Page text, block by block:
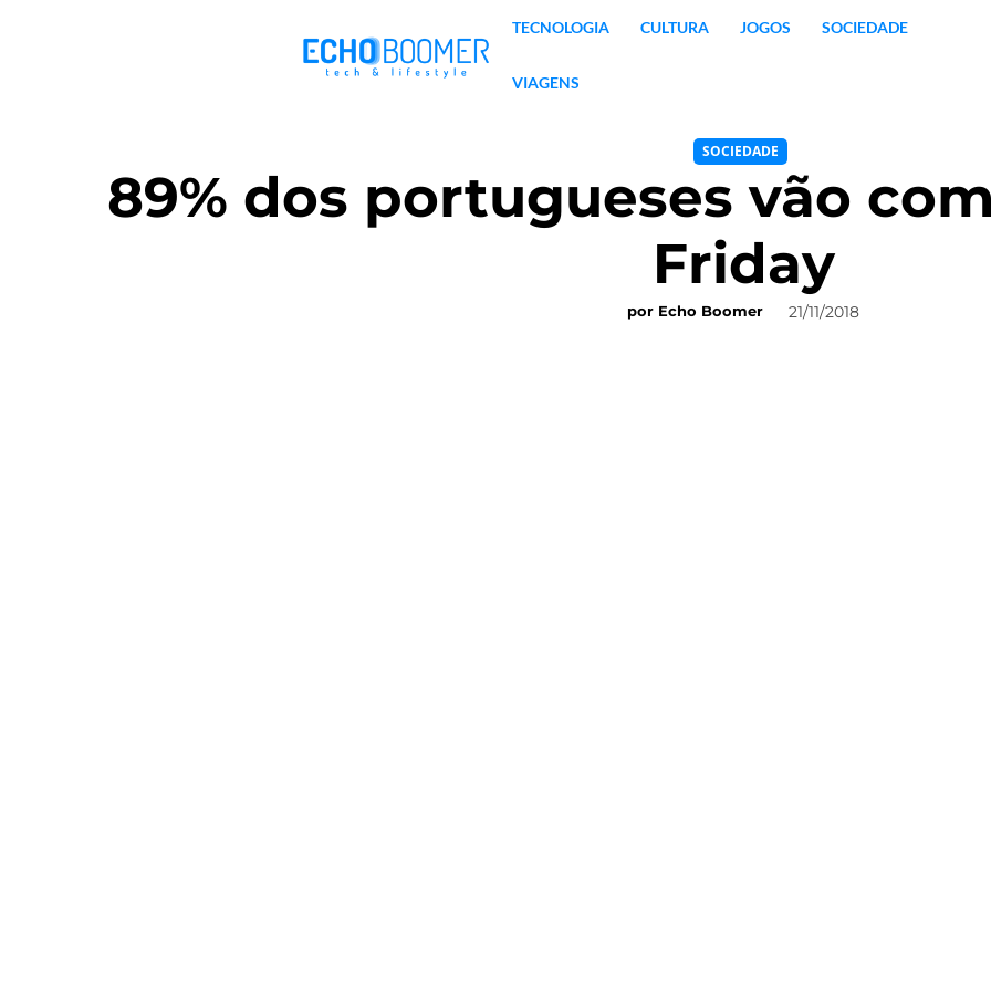
TECNOLOGIA CULTURA JOGOS SOCIEDADE
VIAGENS
SOCIEDADE
89% dos portugueses vão
Friday
por Echo Boomer 21/11/2018